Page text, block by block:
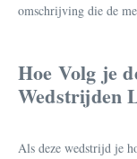
omschrijving die de
Hoe Volg je
Wedstrijden
Als deze wedstrijd je